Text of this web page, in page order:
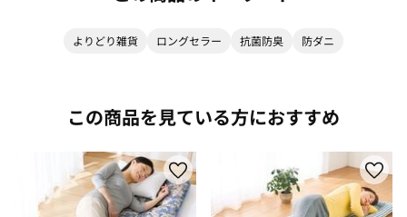
よりどり雑貨 ロングセラー 抗菌防臭 防ダニ
この商品を見ている方におすすめ